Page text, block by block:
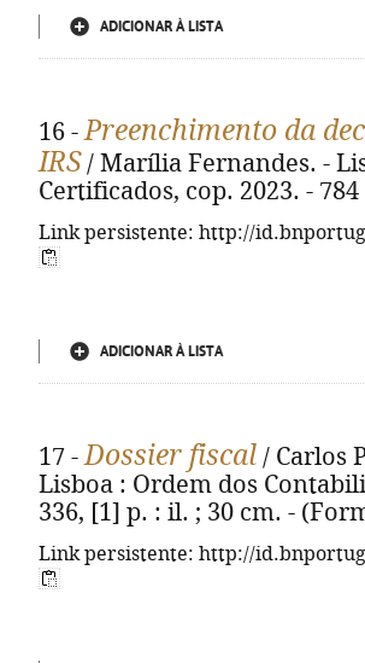
ADICIONAR À LISTA
16 -Preenchimento da
IRS/ Marília Fernandes. -
Certificados, cop. 2023. -
Link persistente: http://
ADICIONAR À LISTA
17 -Dossier fiscal / Carlos
Lisboa : Ordem dos
336, [1] p. : il. ; 30 cm. -
Link persistente: http://